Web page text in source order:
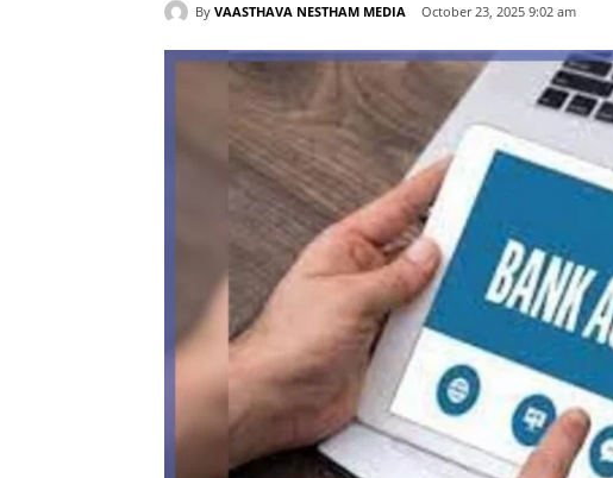
By VAASTHAVA NESTHAM MEDIA October 23, 2025 9:02 am